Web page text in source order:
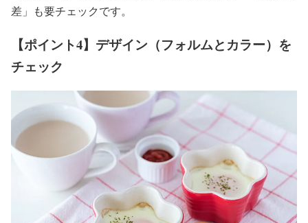
差」も要チェックです。
【ポイント4】デザイン（フォルムとカラー）を
チェック